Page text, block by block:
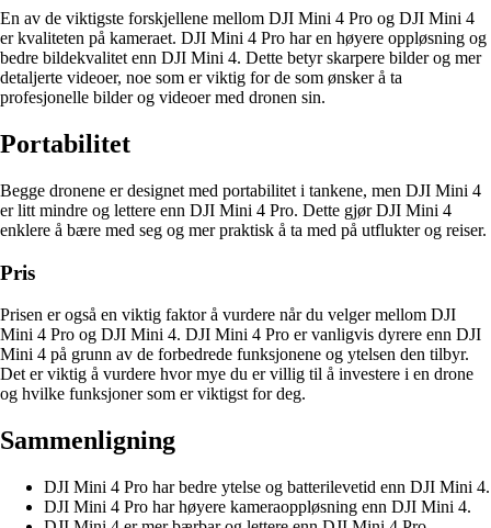
En av de viktigste forskjellene mellom DJI Mini 4 Pro og DJI Mini 4
er kvaliteten på kameraet. DJI Mini 4 Pro har en høyere oppløsning og
bedre bildekvalitet enn DJI Mini 4. Dette betyr skarpere bilder og mer
detaljerte videoer, noe som er viktig for de som ønsker å ta
profesjonelle bilder og videoer med dronen sin.
Portabilitet
Begge dronene er designet med portabilitet i tankene, men DJI Mini 4
er litt mindre og lettere enn DJI Mini 4 Pro. Dette gjør DJI Mini 4
enklere å bære med seg og mer praktisk å ta med på utflukter og reiser.
Pris
Prisen er også en viktig faktor å vurdere når du velger mellom DJI
Mini 4 Pro og DJI Mini 4. DJI Mini 4 Pro er vanligvis dyrere enn DJI
Mini 4 på grunn av de forbedrede funksjonene og ytelsen den tilbyr.
Det er viktig å vurdere hvor mye du er villig til å investere i en drone
og hvilke funksjoner som er viktigst for deg.
Sammenligning
DJI Mini 4 Pro har bedre ytelse og batterilevetid enn DJI Mini 4.
DJI Mini 4 Pro har høyere kameraoppløsning enn DJI Mini 4.